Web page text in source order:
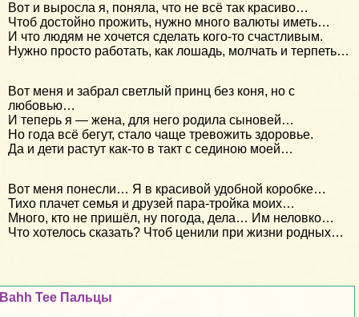
Вот и выросла я, поняла, что не всё так красиво…
Чтоб достойно прожить, нужно много валюты иметь…
И что людям не хочется сделать кого-то счастливым.
Нужно просто работать, как лошадь, молчать и терпеть…
Вот меня и забрал светлый принц без коня, но с
любовью…
И теперь я — жена, для него родила сыновей…
Но года всё бегут, стало чаще тревожить здоровье.
Да и дети растут как-то в такт с сединою моей…
Вот меня понесли… Я в красивой удобной коробке…
Тихо плачет семья и друзей пара-тройка моих…
Много, кто не пришёл, ну погода, дела… Им неловко…
Что хотелось сказать? Чтоб ценили при жизни родных…
Bahh Tee Пальцы